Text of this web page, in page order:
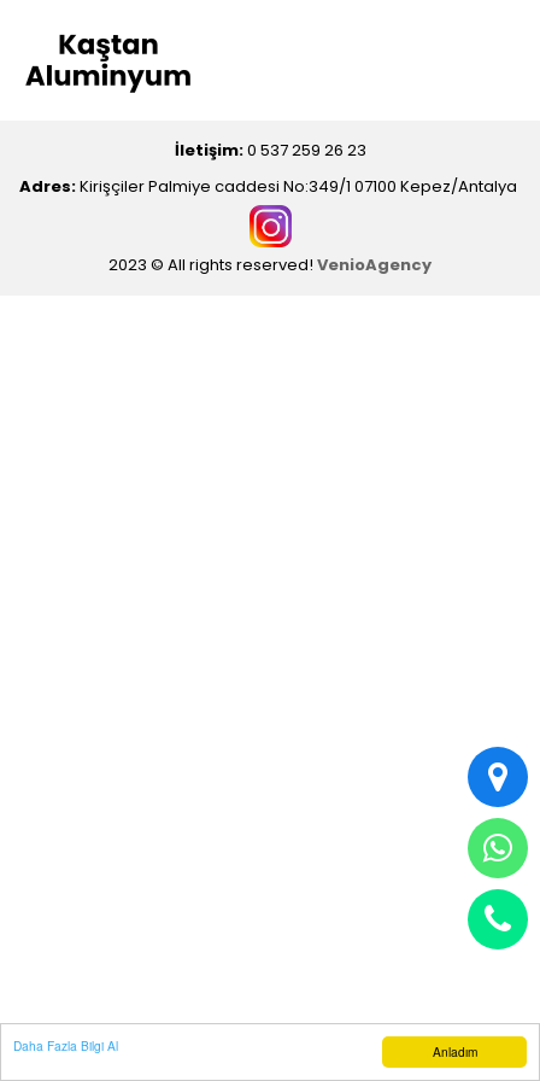
Anladım
Daha Fazla Bilgi Al
İletişim:0 537 259 26 23
Adres:Kirişçiler Palmiye caddesi No:349/1 07100 Kepez/Antalya
2023 © All rights reserved! VenioAgency